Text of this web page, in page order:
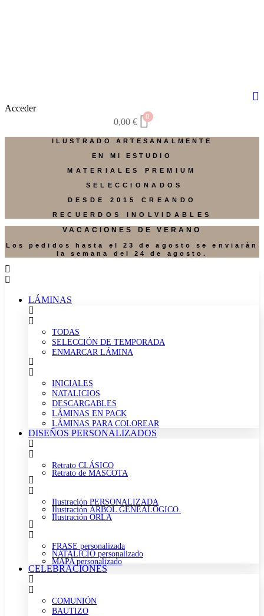
Acceder
0,00 €
0
ILUSTRADO ARTESANALMENTE
EN MI ESTUDIO
MATERIALES PREMIUM
SELECCIONADOS
DESDE 2015 CREANDO
RECUERDOS INOLVIDABLES
VACACIONES DE VERANO
Los pedidos hasta el 23 de agosto se enviarán
la semana del 24 de agosto.
LÁMINAS
TODAS
SELECCIÓN DE TEMPORADA
ENMARCAR LÁMINA
INICIALES
NATALICIOS
DESCARGABLES
LÁMINAS EN PACK
LÁMINAS PARA COLOREAR
DISEÑOS PERSONALIZADOS
Retrato CLÁSICO
Retrato de MASCOTA
Ilustración PERSONALIZADA
Ilustración ÁRBOL GENEALÓGICO.
Ilustración ORLA
FRASE personalizada
NATALICIO personalizado
MAPA personalizado
CELEBRACIONES
COMUNIÓN
BAUTIZO